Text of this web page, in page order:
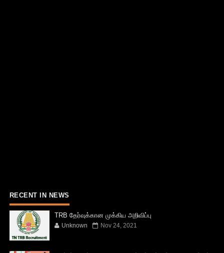
RECENT IN NEWS
TRB தேர்வுக்கான முக்கிய அறிவிப்பு
Unknown Nov 24, 2021